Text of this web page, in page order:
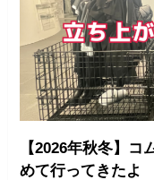
【2026年秋冬】
めて行ってきたよ